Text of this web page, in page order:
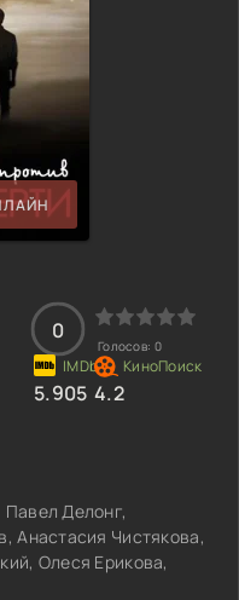
0
Голосов: 0
5.905 4.2
Делонг,
Анастасия Чистякова,
Олеся Ерикова,